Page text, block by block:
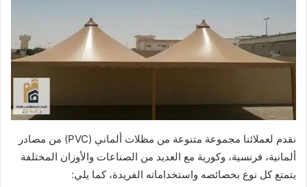
نقدم لعملائنا مجموعة متنوعة من مظلات ألماني (PVC) من مصادر
ألمانية، فرنسية، وكورية مع العديد من الصناعات والأوزان المختلفة
يتمتع كل نوع بخصائصه واستخداماته الفريدة، كما يلي: